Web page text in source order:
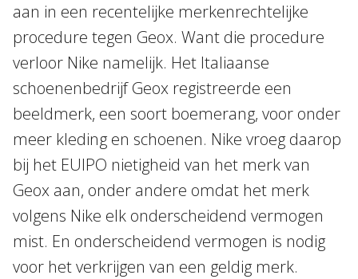
aan in een recentelijke merkenrechtelijke
procedure tegen Geox. Want die procedure
verloor Nike namelijk. Het Italiaanse
schoenenbedrijf Geox registreerde een
beeldmerk, een soort boemerang, voor onder
meer kleding en schoenen. Nike vroeg daarop
bij het EUIPO nietigheid van het merk van
Geox aan, onder andere omdat het merk
volgens Nike elk onderscheidend vermogen
mist. En onderscheidend vermogen is nodig
voor het verkrijgen van een geldig merk.